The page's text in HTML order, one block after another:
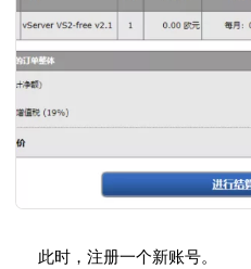
此时，注册一个新账号。